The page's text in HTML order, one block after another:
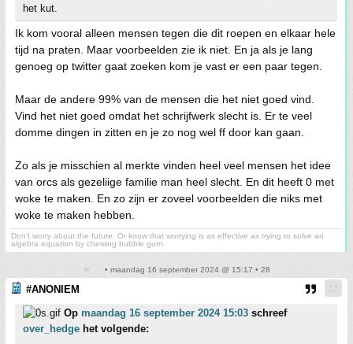
het kut.
Ik kom vooral alleen mensen tegen die dit roepen en elkaar hele
tijd na praten. Maar voorbeelden zie ik niet. En ja als je lang
genoeg op twitter gaat zoeken kom je vast er een paar tegen.
Maar de andere 99% van de mensen die het niet goed vind.
Vind het niet goed omdat het schrijfwerk slecht is. Er te veel
domme dingen in zitten en je zo nog wel ff door kan gaan.
Zo als je misschien al merkte vinden heel veel mensen het idee
van orcs als gezeliige familie man heel slecht. En dit heeft 0 met
woke te maken. En zo zijn er zoveel voorbeelden die niks met
woke te maken hebben.
Don't worry about the future. Or know that worrying is as effective as trying to solve an
algebra equation by chewing bubble gum.
• maandag 16 september 2024 @ 15:17 • 28
#ANONIEM
Op maandag 16 september 2024 15:03 schreef
over_hedge het volgende: